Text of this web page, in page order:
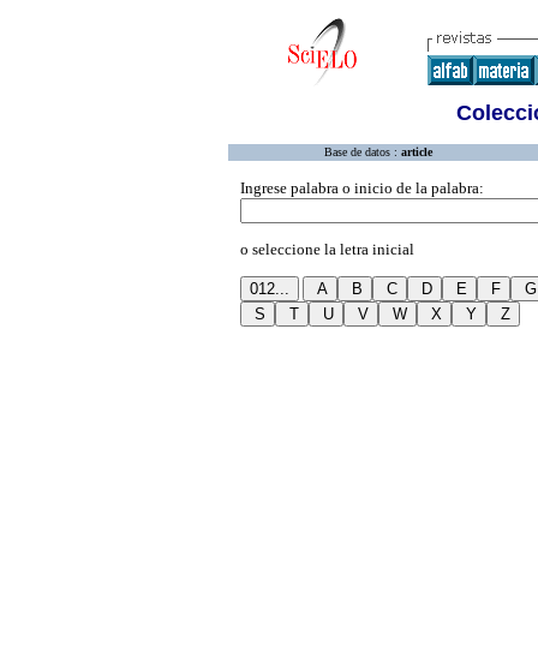
Base de datos : article
Ingrese palabra o inicio de la palabra:
o seleccione la letra inicial